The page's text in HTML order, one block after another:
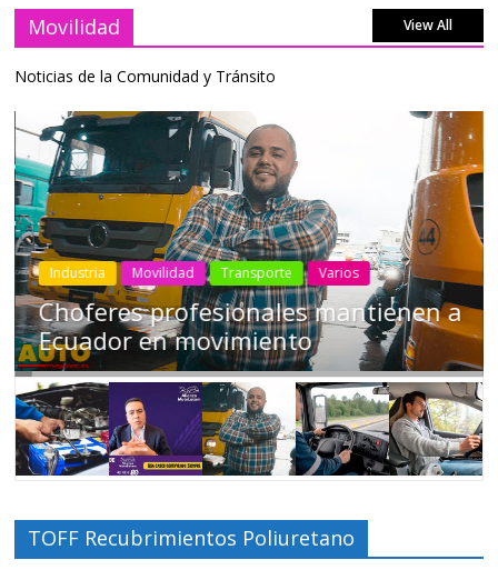
Movilidad View All
Noticias de la Comunidad y Tránsito
Industria Movilidad Transporte Varios
Choferes profesionales mantienen a
Ecuador en movimiento
TOFF Recubrimientos Poliuretano